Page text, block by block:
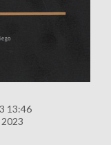
13:46